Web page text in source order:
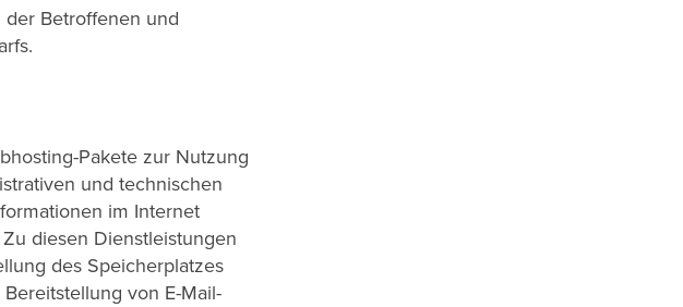
Betroffenen und
Pakete zur Nutzung
und technischen
im Internet
diesen Dienstleistungen
des Speicherplatzes
von E-Mail-